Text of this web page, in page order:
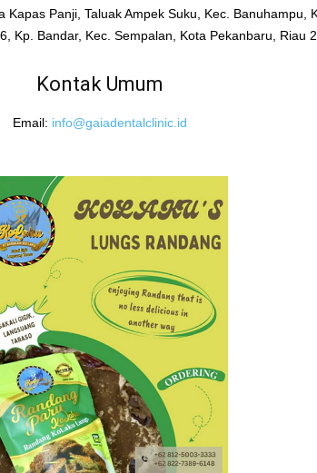
Kapas Panji, Taluak Ampek Suku, Kec. Banuhampu,
Kp. Bandar, Kec. Sempalan, Kota Pekanbaru, Riau
Kontak Umum
Email: info@gaiadentalclinic.id